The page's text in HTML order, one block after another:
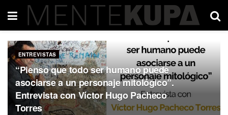
ENTREVISTAS
“Pienso que todo ser humano puede
asociarse a un personaje mitológico”.
Entrevista con Víctor Hugo Pacheco
Torres